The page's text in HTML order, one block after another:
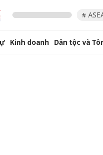
#
Kinh doanh Dân tộc và